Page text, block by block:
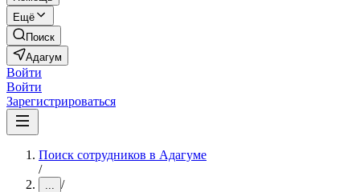
Ещё
Поиск
Адагум
Войти
Войти
Зарегистрироваться
Поиск сотрудников в Адагуме
/
... /